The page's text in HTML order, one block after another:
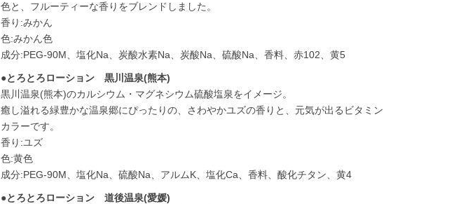
色と、フルーティーな香りをブレンドしました。
香り:みかん
色:みかん色
成分:PEG-90M、塩化Na、炭酸水素Na、炭酸Na、硫酸Na、香料、赤102、黄5
●とろとろローション 黒川温泉(熊本)
黒川温泉(熊本)のカルシウム・マグネシウム硫酸塩泉をイメージ。
癒し溢れる緑豊かな温泉郷にぴったりの、さわやかユズの香りと、元気が出るビタミン
カラーです。
香り:ユズ
色:黄色
成分:PEG-90M、塩化Na、硫酸Na、アルムK、塩化Ca、香料、酸化チタン、黄4
●とろとろローション 道後温泉(愛媛)